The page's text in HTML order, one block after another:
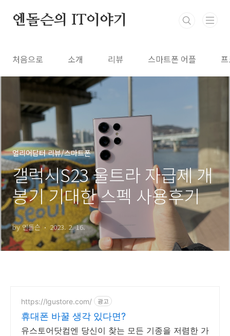
엔돌슨의 IT이야기
처음으로 소개 리뷰 스마트폰 어플
얼리어답터 리뷰/스마트폰
갤럭시S23 울트라 자급제 개
봉기 기대한 스펙 사용후기
by 엔돌슨 2023. 2. 16.
https://lgustore.com/ 광고
휴대폰 바꿀 생각 있다면?
유스토어닷컴엔 당신이 찾는 모든 기종을 저렴한 가